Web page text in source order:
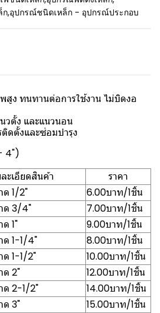
ก,อุปกรณ์ชนิดเหล็ก - อุปกรณ์ประกอบ
ง ทนทานต่อการใช้งาน ไม่บิดงอ
วตั้ง และแนวนอน
ดตั้งและซ่อมบำรุง
4")
ะเอียดสินค้า
ราคา
1/2"
6.00บาท/1ชิ้น
ด 3/4"
7.00บาท/1ชิ้น
1"
9.00บาท/1ชิ้น
ด 1-1/4"
8.00บาท/1ชิ้น
1-1/2"
10.00บาท/1ชิ้น
ด 2"
12.00บาท/1ชิ้น
ด 2-1/2"
14.00บาท/1ชิ้น
ด 3"
15.00บาท/1ชิ้น